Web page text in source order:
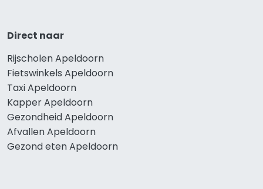
Direct naar
Rijscholen Apeldoorn
Fietswinkels Apeldoorn
Taxi Apeldoorn
Kapper Apeldoorn
Gezondheid Apeldoorn
Afvallen Apeldoorn
Gezond eten Apeldoorn